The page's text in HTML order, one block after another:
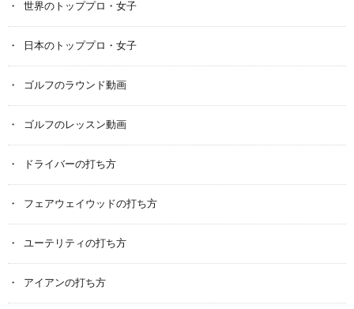
世界のトッププロ・女子
日本のトッププロ・女子
ゴルフのラウンド動画
ゴルフのレッスン動画
ドライバーの打ち方
フェアウェイウッドの打ち方
ユーテリティの打ち方
アイアンの打ち方